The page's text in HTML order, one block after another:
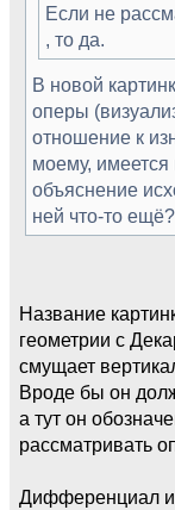
Если не
, то да.
В новой
оперы
отношение к
моему,
объяснение
ней что-то ещё?
Название
геометрии с
смущает
Вроде бы он
а тут он
рассматривать
Дифференциал и